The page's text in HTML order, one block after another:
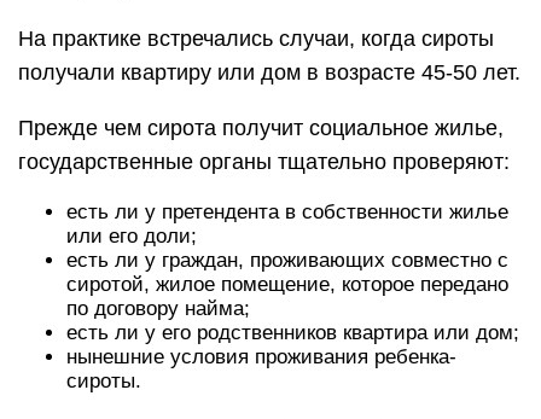
На практике встречались случаи, когда сироты
получали квартиру или дом в возрасте 45-50 лет.
Прежде чем сирота получит социальное жилье,
государственные органы тщательно проверяют:
есть ли у претендента в собственности жилье
или его доли;
есть ли у граждан, проживающих совместно с
сиротой, жилое помещение, которое передано
по договору найма;
есть ли у его родственников квартира или дом;
нынешние условия проживания ребенка-
сироты.